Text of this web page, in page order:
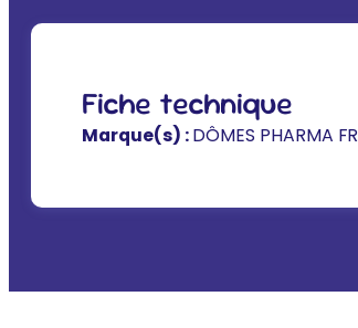
Fiche technique
Marque(s) :DÔMES PHARMA FR